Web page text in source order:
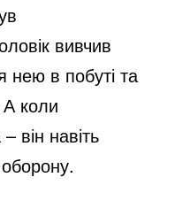
вивчив
нею в побуті та
А коли
він навіть